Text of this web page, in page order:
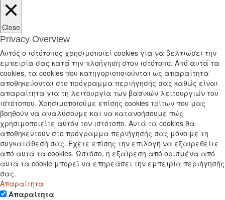
Close
Privacy Overview
Αυτός ο ιστότοπος χρησιμοποιεί cookies για να βελτιώσει την
εμπειρία σας κατά την πλοήγηση στον ιστότοπο. Από αυτά τα
cookies, τα cookies που κατηγοριοποιούνται ως απαραίτητα
αποθηκεύονται στο πρόγραμμα περιήγησής σας καθώς είναι
απαραίτητα για τη λειτουργία των βασικών λειτουργιών του
ιστότοπου. Χρησιμοποιούμε επίσης cookies τρίτων που μας
βοηθούν να αναλύσουμε και να κατανοήσουμε πώς
χρησιμοποιείτε αυτόν τον ιστότοπο. Αυτά τα cookies θα
αποθηκευτούν στο πρόγραμμα περιήγησής σας μόνο με τη
συγκατάθεσή σας. Έχετε επίσης την επιλογή να εξαιρεθείτε
από αυτά τα cookies. Ωστόσο, η εξαίρεση από ορισμένα από
αυτά τα cookie μπορεί να επηρεάσει την εμπειρία περιήγησής
σας.
Απαραίτητα
Απαραίτητα